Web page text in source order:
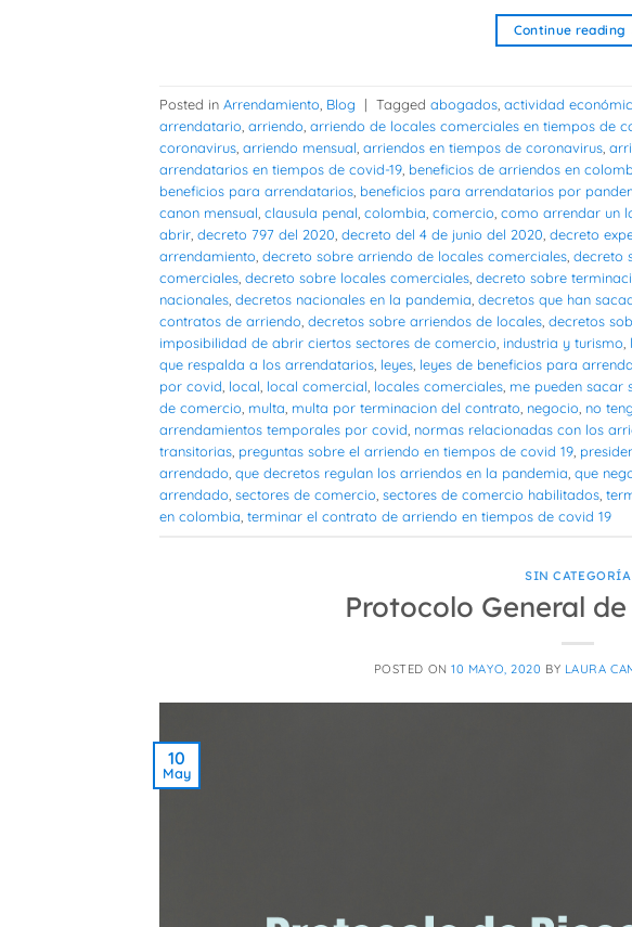
Continue reading
Posted in Arrendamiento, Blog | Tagged abogados, actividad
arrendatario, arriendo, arriendo de locales comerciales en tiempos de
coronavirus, arriendo mensual, arriendos en tiempos de coronavirus,
arrendatarios en tiempos de covid-19, beneficios de arriendos en
beneficios para arrendatarios, beneficios para arrendatarios por
canon mensual, clausula penal, colombia, comercio, como arrendar un
abrir, decreto 797 del 2020, decreto del 4 de junio del 2020, decreto
arrendamiento, decreto sobre arriendo de locales comerciales, decreto
comerciales, decreto sobre locales comerciales, decreto sobre
nacionales, decretos nacionales en la pandemia, decretos que han
contratos de arriendo, decretos sobre arriendos de locales, decretos
imposibilidad de abrir ciertos sectores de comercio, industria y turismo,
que respalda a los arrendatarios, leyes, leyes de beneficios para
por covid, local, local comercial, locales comerciales, me pueden sacar
de comercio, multa, multa por terminacion del contrato, negocio, no
arrendamientos temporales por covid, normas relacionadas con los
transitorias, preguntas sobre el arriendo en tiempos de covid 19,
arrendado, que decretos regulan los arriendos en la pandemia, que
arrendado, sectores de comercio, sectores de comercio habilitados,
en colombia, terminar el contrato de arriendo en tiempos de covid 19
SIN CATEGORÍA
Protocolo General
POSTED ON10 MAYO, 2020 BY LAURA
10
May